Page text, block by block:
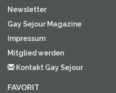
Newsletter
Gay Sejour Magazine
Impressum
Mitglied werden
Kontakt Gay Sejour
FAVORIT